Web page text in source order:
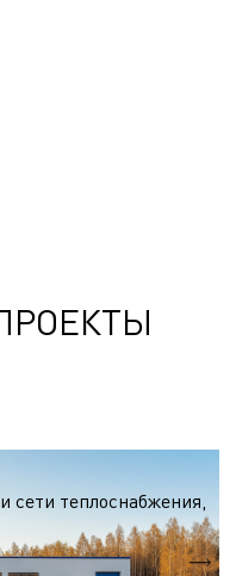
сети теплоснабжения,